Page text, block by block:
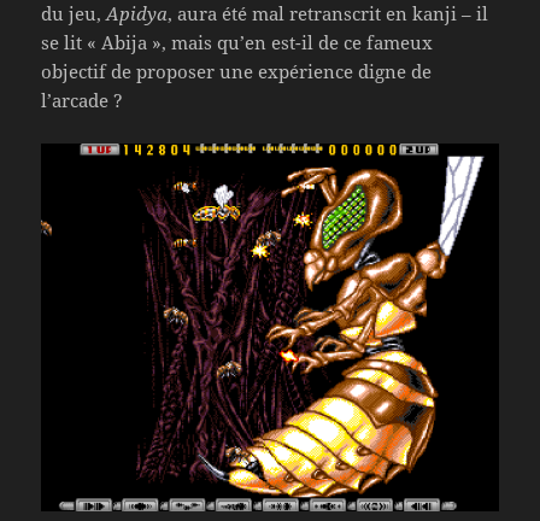
du jeu,Apidya, aura été mal retranscrit en kanji – il
se lit « Abija », mais qu’en est-il de ce fameux
objectif de proposer une expérience digne de
l’arcade ?